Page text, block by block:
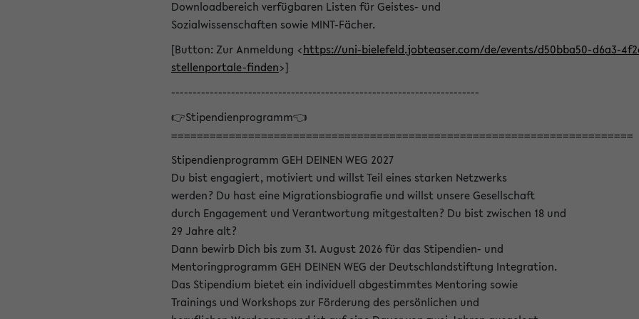
Downloadbereich verfügbaren Listen für Geistes- und
Sozialwissenschaften sowie MINT-Fächer.
[Button: Zur Anmeldung <https://uni-bielefeld.jobteaser.com/de/events/d50bba50-d6a3-
stellenportale-finden>]
------------------------------------------------------------------------
👉Stipendienprogramm👈
========================================================================
Stipendienprogramm GEH DEINEN WEG 2027
Du bist engagiert, motiviert und willst Teil eines starken Netzwerks
werden? Du hast eine Migrationsbiografie und willst unsere Gesellschaft
durch Engagement und Verantwortung mitgestalten? Du bist zwischen 18 und
29 Jahre alt?
Dann bewirb Dich bis zum 31. August 2026 für das Stipendien- und
Mentoringprogramm GEH DEINEN WEG der Deutschlandstiftung Integration.
Das Stipendium bietet ein individuell abgestimmtes Mentoring sowie
Trainings und Workshops zur Förderung des persönlichen und